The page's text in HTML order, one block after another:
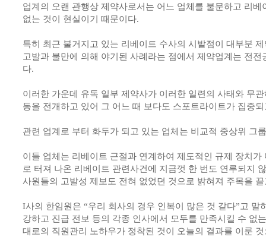
업계의 오랜 관행상 제약사로서는 어느 업체를 불문하고 리베
없는 것이 현실이기 때문이다.
특히 최근 불거지고 있는 리베이트 수사의 시발점이 대부분
고발과 불만에 의해 야기된 사례라는 점에서 제약업계는 전전
다.
이러한 가운데 유독 일부 제약사가 이러한 일련의 사태와 무
동을 전개하고 있어 그 어느 때 보다도 스포트라이트가 집중
관련 업계로 부터 화두가 되고 있는 업체는 비교적 중상위 그
이들 업체는 리베이트 근절과 연계하여 제도적인 규제 장치가
로 터져 나온 리베이트 관련사건에 지금껏 한 번도 연루되지
사원들의 고발성 제보도 전혀 없었던 것으로 밝혀져 주목을 끌
I사의 한임원은 “우리 회사의 경우 인복이 많은 것 같다”고 말
강하고 진급 전보 등의 각종 인사에서 모두를 만족시킬 수 없
대로의 직원관리 노하우가 정착된 것이 오늘의 결과를 이룬